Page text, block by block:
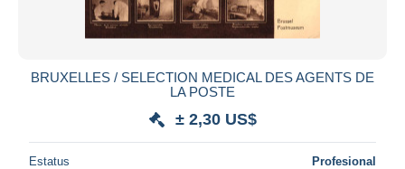
BRUXELLES / SELECTION MEDICAL DES AGENTS DE
LA POSTE
± 2,30 US$
Estatus Profesional